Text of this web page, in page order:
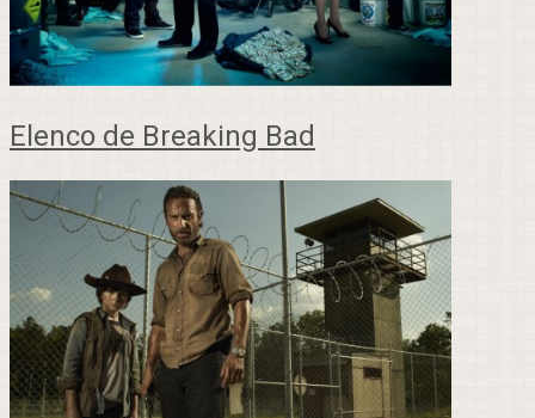
Elenco de Breaking Bad